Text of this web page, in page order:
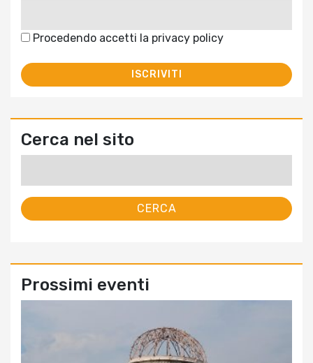
Procedendo accetti la privacy policy
Cerca nel sito
Prossimi eventi